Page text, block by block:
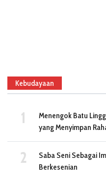
Kebudayaan
Menengok Batu
yang Menyimpan
Saba Seni Sebagai
Berkesenian